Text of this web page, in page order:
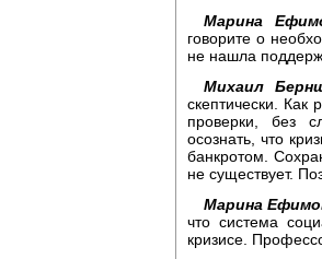
Марина
говорите о
не нашла
Михаил
скептически. Как
проверки, без
осознать, что
банкротом.
не существует.
Марина
что система
кризисе.